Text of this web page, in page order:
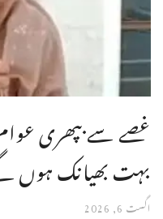
غصے سے بپھری
بہت بھیانک ہوں
اگست 6, 2026